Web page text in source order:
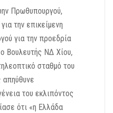
Πρωθυπουργού,
την επικείμενη
για την προεδρία
Βουλευτής ΝΔ Χίου,
σταθμό του
του εκλιπόντος
ότι «η Ελλάδα